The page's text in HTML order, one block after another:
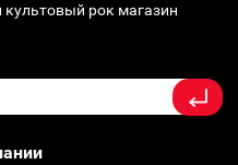
рок магазин